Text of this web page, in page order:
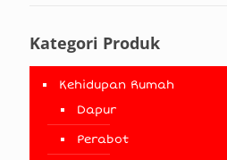
Kategori Produk
Kehidupan Rumah
Dapur
Perabot